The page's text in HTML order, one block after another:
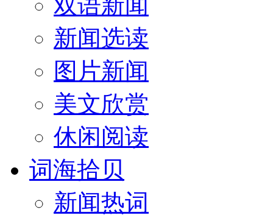
新闻选读
图片新闻
美文欣赏
休闲阅读
词海拾贝
新闻热词